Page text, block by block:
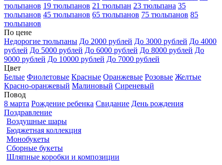
тюльпанов 19 тюльпанов 21 тюльпан 23 тюльпана 35
тюльпанов 45 тюльпанов 65 тюльпанов 75 тюльпанов 85
тюльпанов
По цене
Недорогие тюльпаны До 2000 рублей До 3000 рублей До 4000
рублей До 5000 рублей До 6000 рублей До 8000 рублей До
9000 рублей До 10000 рублей До 7000 рублей
Цвет
Белые Фиолетовые Красные Оранжевые Розовые Желтые
Красно-оранжевый Малиновый Сиреневый
Повод
8 марта Рождение ребенка Свидание День рождения
Поздравление
Воздушные шары
Бюджетная коллекция
Монобукеты
Сборные букеты
Шляпные коробки и композиции